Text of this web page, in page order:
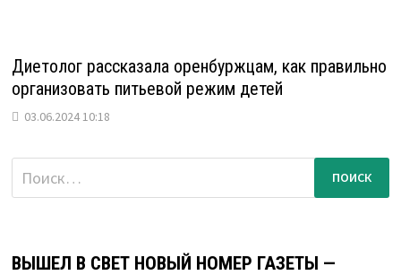
Диетолог рассказала оренбуржцам, как правильно
организовать питьевой режим детей
03.06.2024 10:18
Найти:
ВЫШЕЛ В СВЕТ НОВЫЙ НОМЕР ГАЗЕТЫ —